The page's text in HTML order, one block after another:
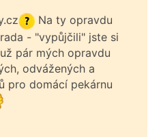
Na ty opravdu
- "vypůjčili" jste si
pár mých opravdu
odvážených a
pro domácí pekárnu